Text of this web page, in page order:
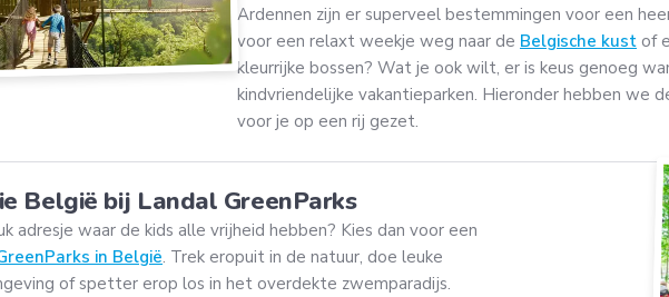
Ardennen zijn er superveel bestemmingen voor een
voor een relaxt weekje weg naar de Belgische kust of
kleurrijke bossen? Wat je ook wilt, er is keus genoeg
kindvriendelijke vakantieparken. Hieronder hebben we
voor je op een rij gezet.
België bij Landal GreenParks
adresje waar de kids alle vrijheid hebben? Kies dan voor een
in België. Trek eropuit in de natuur, doe leuke
of spetter erop los in het overdekte zwemparadijs.